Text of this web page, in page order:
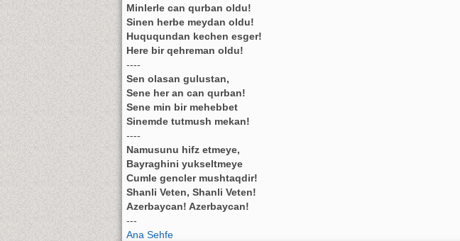
Minlerle can qurban oldu!
Sinen herbe meydan oldu!
Huququndan kechen esger!
Here bir qehreman oldu!
----
Sen olasan gulustan,
Sene her an can qurban!
Sene min bir mehebbet
Sinemde tutmush mekan!
----
Namusunu hifz etmeye,
Bayraghini yukseltmeye
Cumle gencler mushtaqdir!
Shanli Veten, Shanli Veten!
Azerbaycan! Azerbaycan!
---
Ana Sehfe